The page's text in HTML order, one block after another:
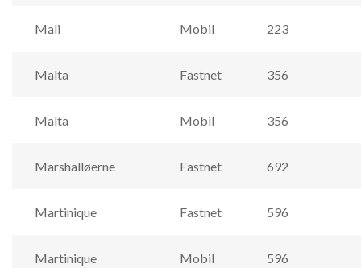
Mali Mobil 223
Malta Fastnet 356
Malta Mobil 356
Marshalløerne Fastnet 692
Martinique Fastnet 596
Martinique Mobil 596